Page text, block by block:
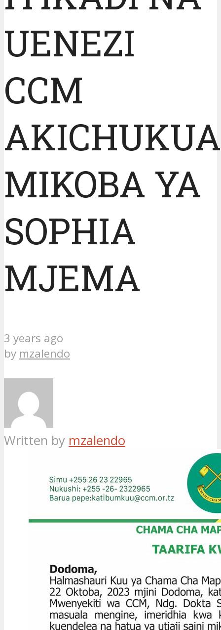
UENEZI
CCM
AKICHUKUA
MIKOBA YA
SOPHIA
MJEMA
3 years ago
by mzalendo
Written by mzalendo